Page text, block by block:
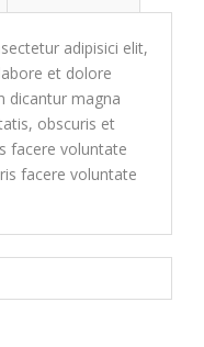
adipisici elit,
et dolore
dicantur magna
obscuris et
facere voluntate
facere voluntate